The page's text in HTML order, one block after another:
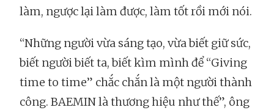
làm, ngược lại làm được, làm tốt rồi mới nói.
“Những người vừa sáng tạo, vừa biết giữ sức,
biết người biết ta, biết kìm mình để “Giving
time to time” chắc chắn là một người thành
công. BAEMIN là thương hiệu như thế”, ông